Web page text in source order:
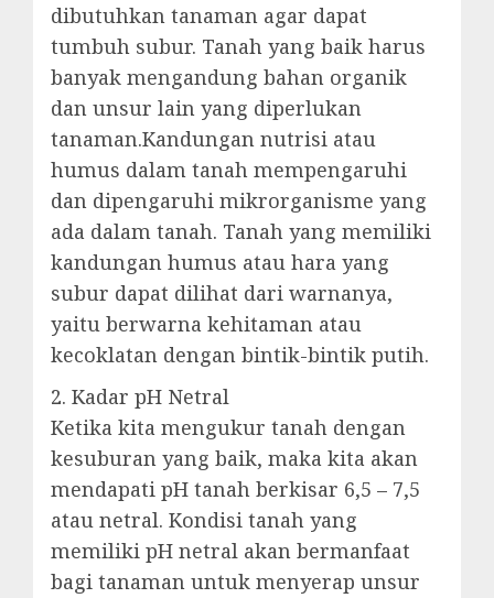
dibutuhkan tanaman agar dapat
tumbuh subur. Tanah yang baik harus
banyak mengandung bahan organik
dan unsur lain yang diperlukan
tanaman.Kandungan nutrisi atau
humus dalam tanah mempengaruhi
dan dipengaruhi mikrorganisme yang
ada dalam tanah. Tanah yang memiliki
kandungan humus atau hara yang
subur dapat dilihat dari warnanya,
yaitu berwarna kehitaman atau
kecoklatan dengan bintik-bintik putih.
2. Kadar pH Netral
Ketika kita mengukur tanah dengan
kesuburan yang baik, maka kita akan
mendapati pH tanah berkisar 6,5 – 7,5
atau netral. Kondisi tanah yang
memiliki pH netral akan bermanfaat
bagi tanaman untuk menyerap unsur